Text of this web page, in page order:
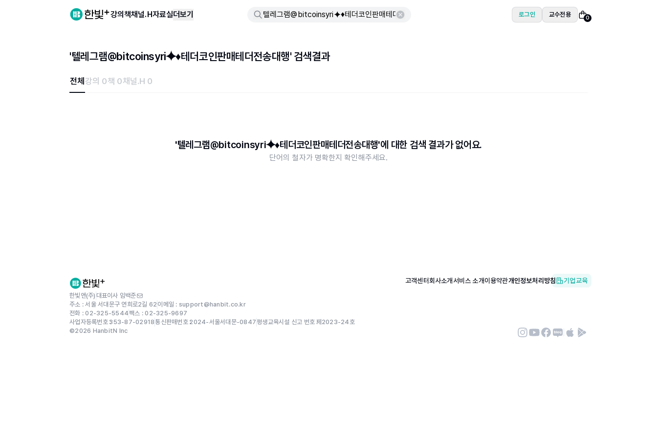
강의책채널.H자료실더보기 로그인 교수전용 0
'텔레그램@bitcoinsyri⯌♦테더코인판매테더전송대행' 검색결과
전체 강의 0책 0채널.H 0
'텔레그램@bitcoinsyri⯌♦테더코인판매테더전송대행'에 대한 검색 결과가 없어요.
단어의 철자가 명확한지 확인해주세요.
고객센터회사소개서비스 소개이용약관개인정보처리방침 기업교육
한빛앤(주) 대표이사 임백준
주소 : 서울 서대문구 연희로2길 62 이메일 : support@hanbit.co.kr
전화 : 02-325-5544팩스 : 02-325-9697
사업자등록번호 :353-87-02918통신판매번호 :2024-서울서대문-0847평생교육시설 신고 번호 :제2023-24호
©2026 HanbitN Inc